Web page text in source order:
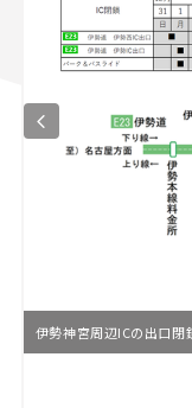
伊勢神宮周辺ICの出口閉